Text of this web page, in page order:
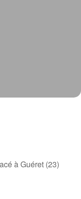
à Guéret (23)